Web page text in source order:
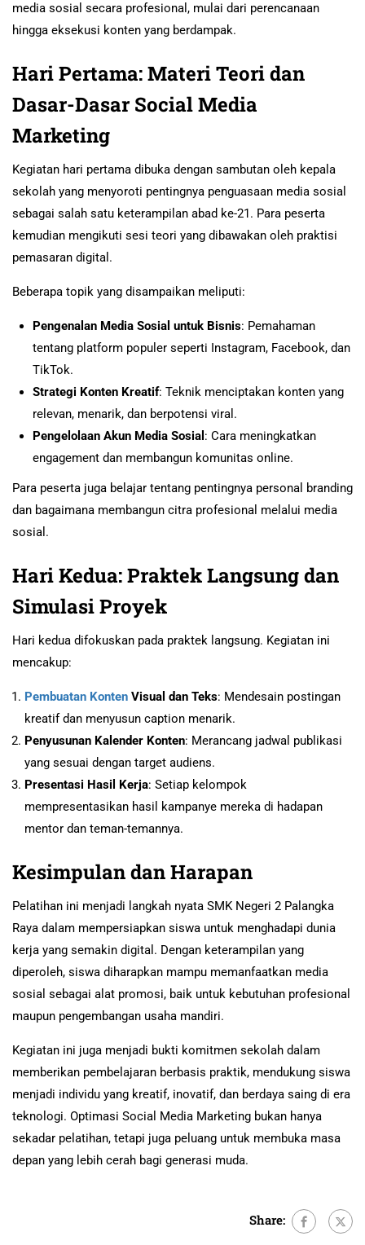
media sosial secara profesional, mulai dari perencanaan
hingga eksekusi konten yang berdampak.
Hari Pertama: Materi Teori dan
Dasar-Dasar Social Media
Marketing
Kegiatan hari pertama dibuka dengan sambutan oleh kepala
sekolah yang menyoroti pentingnya penguasaan media sosial
sebagai salah satu keterampilan abad ke-21. Para peserta
kemudian mengikuti sesi teori yang dibawakan oleh praktisi
pemasaran digital.
Beberapa topik yang disampaikan meliputi:
Pengenalan Media Sosial untuk Bisnis: Pemahaman
tentang platform populer seperti Instagram, Facebook, dan
TikTok.
Strategi Konten Kreatif: Teknik menciptakan konten yang
relevan, menarik, dan berpotensi viral.
Pengelolaan Akun Media Sosial : Cara meningkatkan
engagement dan membangun komunitas online.
Para peserta juga belajar tentang pentingnya personal branding
dan bagaimana membangun citra profesional melalui media
sosial.
Hari Kedua: Praktek Langsung dan
Simulasi Proyek
Hari kedua difokuskan pada praktek langsung. Kegiatan ini
mencakup:
Pembuatan Konten Visual dan Teks: Mendesain postingan
kreatif dan menyusun caption menarik.
Penyusunan Kalender Konten: Merancang jadwal publikasi
yang sesuai dengan target audiens.
Presentasi Hasil Kerja: Setiap kelompok
mempresentasikan hasil kampanye mereka di hadapan
mentor dan teman-temannya.
Kesimpulan dan Harapan
Pelatihan ini menjadi langkah nyata SMK Negeri 2 Palangka
Raya dalam mempersiapkan siswa untuk menghadapi dunia
kerja yang semakin digital. Dengan keterampilan yang
diperoleh, siswa diharapkan mampu memanfaatkan media
sosial sebagai alat promosi, baik untuk kebutuhan profesional
maupun pengembangan usaha mandiri.
Kegiatan ini juga menjadi bukti komitmen sekolah dalam
memberikan pembelajaran berbasis praktik, mendukung siswa
menjadi individu yang kreatif, inovatif, dan berdaya saing di era
teknologi. Optimasi Social Media Marketing bukan hanya
sekadar pelatihan, tetapi juga peluang untuk membuka masa
depan yang lebih cerah bagi generasi muda.
Share: